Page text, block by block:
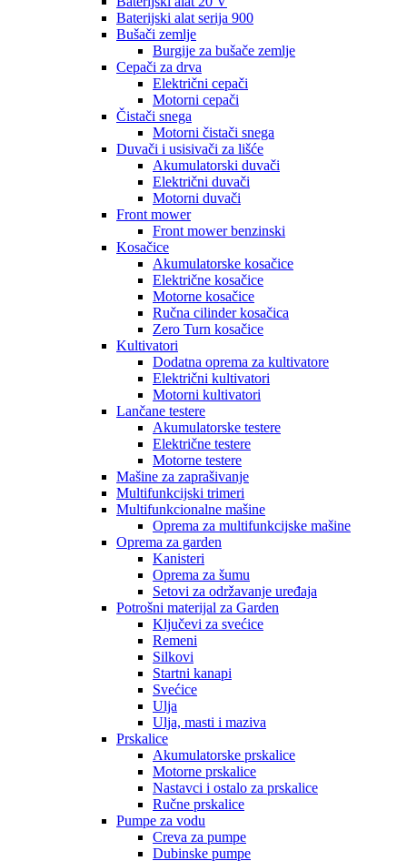
Baterijski alat serija 900
Bušači zemlje
Burgije za bušače zemlje
Cepači za drva
Električni cepači
Motorni cepači
Čistači snega
Motorni čistači snega
Duvači i usisivači za lišće
Akumulatorski duvači
Električni duvači
Motorni duvači
Front mower
Front mower benzinski
Kosačice
Akumulatorske kosačice
Električne kosačice
Motorne kosačice
Ručna cilinder kosačica
Zero Turn kosačice
Kultivatori
Dodatna oprema za kultivatore
Električni kultivatori
Motorni kultivatori
Lančane testere
Akumulatorske testere
Električne testere
Motorne testere
Mašine za zaprašivanje
Multifunkcijski trimeri
Multifunkcionalne mašine
Oprema za multifunkcijske mašine
Oprema za garden
Kanisteri
Oprema za šumu
Setovi za održavanje uređaja
Potrošni materijal za Garden
Ključevi za svećice
Remeni
Silkovi
Startni kanapi
Svećice
Ulja
Ulja, masti i maziva
Prskalice
Akumulatorske prskalice
Motorne prskalice
Nastavci i ostalo za prskalice
Ručne prskalice
Pumpe za vodu
Creva za pumpe
Dubinske pumpe